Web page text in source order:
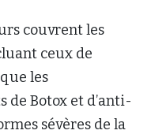
couvrent les
ceux de
les
de Botox et d’anti-
sévères de la